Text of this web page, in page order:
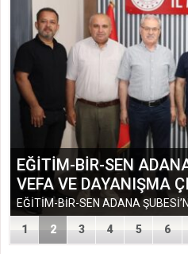
ÇUKUROVA’NIN
KATKI SAĞLIYOR
1 2 3 4 5 6